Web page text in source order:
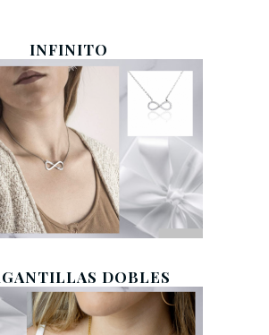
INFINITO
DOBLES